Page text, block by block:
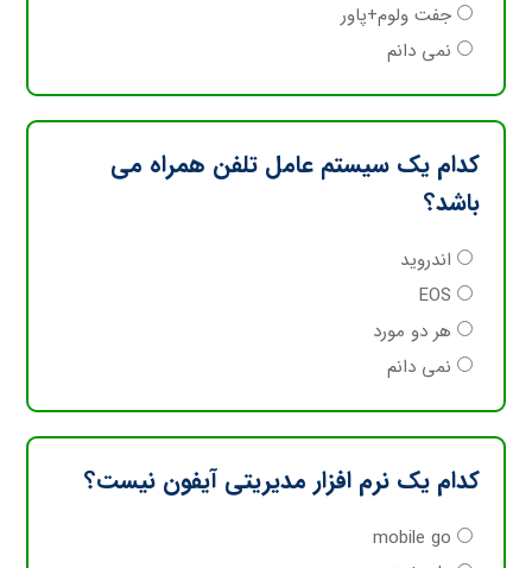
جفت ولوم+پاور
نمی دانم
کدام یک سیستم عامل تلفن همراه می
باشد؟
اندروید
هر دو مورد
نمی دانم
کدام یک نرم افزار مدیریتی آیفون نیست؟